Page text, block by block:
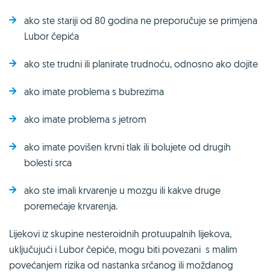
ako ste stariji od 80 godina ne preporučuje se primjena
Lubor čepića
ako ste trudni ili planirate trudnoću, odnosno ako dojite
ako imate problema s bubrezima
ako imate problema s jetrom
ako imate povišen krvni tlak ili bolujete od drugih
bolesti srca
ako ste imali krvarenje u mozgu ili kakve druge
poremećaje krvarenja.
Lijekovi iz skupine nesteroidnih protuupalnih lijekova,
uključujući i Lubor čepiće, mogu biti povezani s malim
povećanjem rizika od nastanka srčanog ili moždanog